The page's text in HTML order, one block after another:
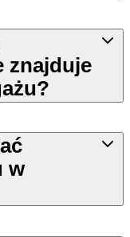
znajduje
w